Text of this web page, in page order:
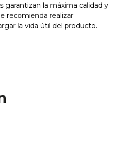
garantizan la máxima calidad y
recomienda realizar
la vida útil del producto.